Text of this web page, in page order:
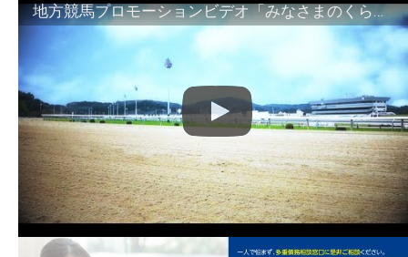
地方競馬プロモーションビデオ「みなさまのくらしのために」30秒篇｜NAR公式